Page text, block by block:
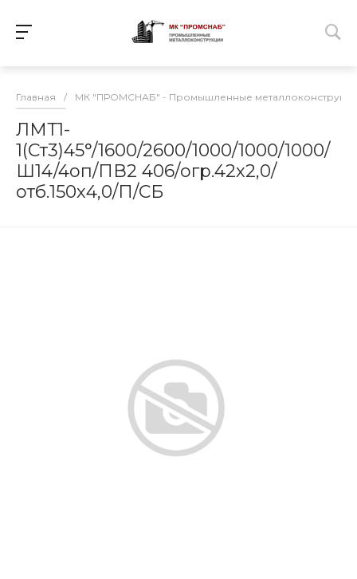
Главная / МК "ПРОМСНАБ" - Промышленные
ЛМТ1-
1(Ст3)45°/1600/2600/1000/1000/1000/
Ш14/4оп/ПВ2 406/огр.42х2,0/
отб.150х4,0/П/СБ